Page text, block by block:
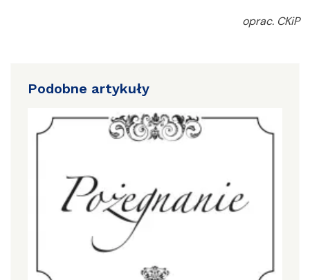
oprac. CKiP
Podobne artykuły